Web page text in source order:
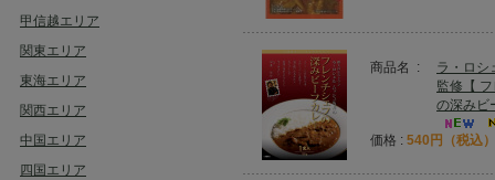
甲信越エリア
関東エリア
東海エリア
関西エリア
中国エリア
四国エリア
商品名 :
ラ・ロシ
監修【
の深みビ
価格 : 540円（税込）